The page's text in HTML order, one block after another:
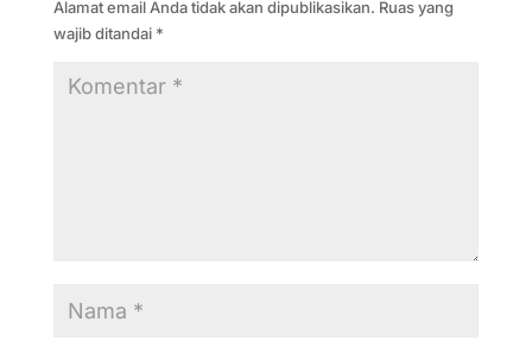
Alamat email Anda tidak akan dipublikasikan. Ruas yang
wajib ditandai *